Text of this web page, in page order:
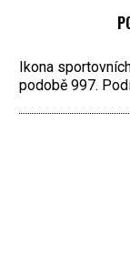
Ikona
podobě 997.